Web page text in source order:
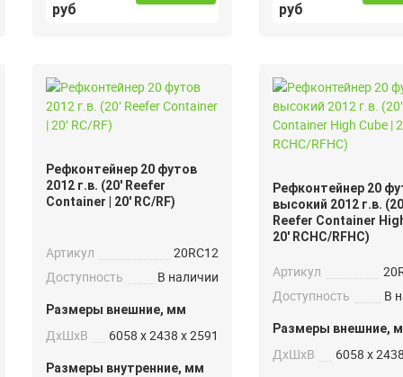
руб
руб
Рефконтейнер 20 футов
2012 г.в. (20′ Reefer
Container | 20′ RC/RF)
Артикул
20RC12
Доступность
В наличии
Размеры внешние, мм
ДxШxВ 6058 x 2438 x 2591
Размеры внутренние, мм
Рефконтейнер 20
высокий 2012 г.в.
Reefer Container High
20′ RCHC/RFHC)
Артикул
Доступность
В
Размеры внешние,
ДxШxВ 6058 x